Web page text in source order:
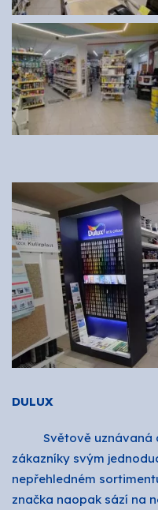
Vzorníky
ZNAČKY
OSMO
Vzorníky
Postupy a návody
O nás
Kontakty
DULUX
Světově uznávaná
zákazníky svým
nepřehledném
značka naopak sází na